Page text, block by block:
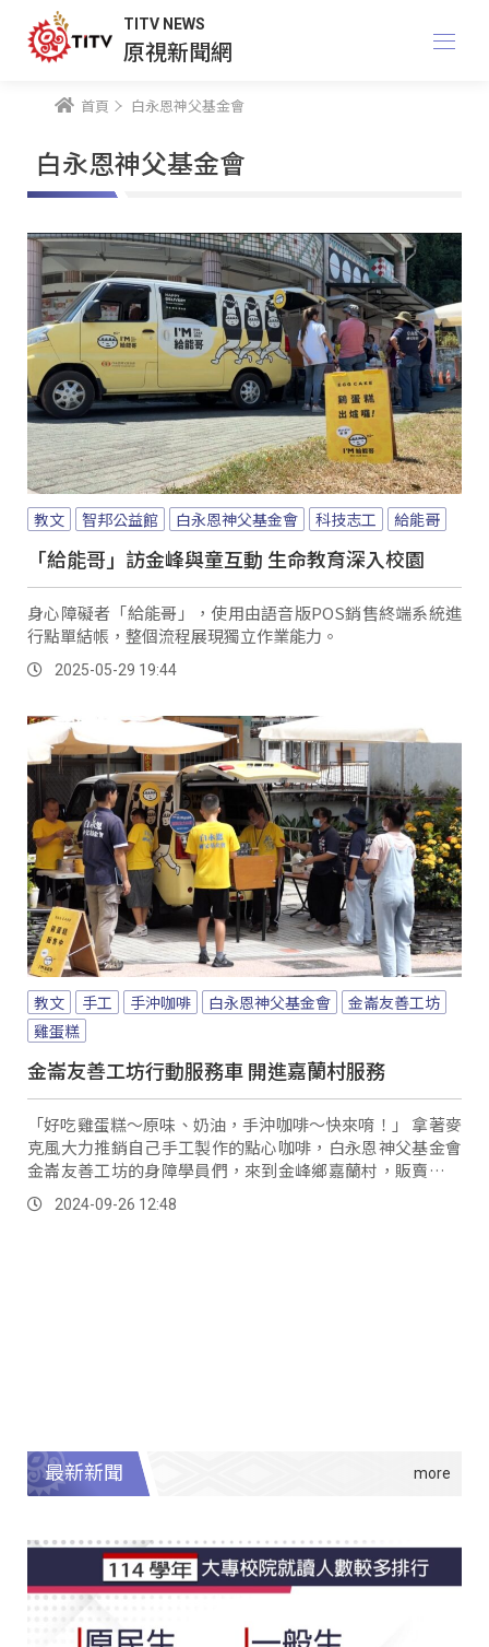
TITV NEWS
原視新聞網
首頁 白永恩神父基金會
白永恩神父基金會
教文 智邦公益館 白永恩神父基金會 科技志工 給能哥
「給能哥」訪金峰與童互動 生命教育深入校園
身心障礙者「給能哥」，使用由語音版POS銷售終端系統進
行點單結帳，整個流程展現獨立作業能力。
2025-05-29 19:44
教文 手工 手沖咖啡 白永恩神父基金會
金崙友善工坊
雞蛋糕
金崙友善工坊行動服務車 開進嘉蘭村服務
「好吃雞蛋糕～原味、奶油，手沖咖啡～快來唷！」 拿著麥
克風大力推銷自己手工製作的點心咖啡，白永恩神父基金會
金崙友善工坊的身障學員們，來到金峰鄉嘉蘭村，販賣自己
手工製作的雞蛋糕跟手沖咖啡，吸引不少遊客跟民眾前來捧
場。2024-09-26 12:48
最新新聞